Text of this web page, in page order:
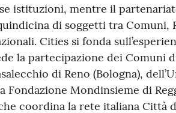
istituzioni, mentre il
di soggetti tra Comuni,
Cities si fonda
la partecipazione dei Comuni
di Reno (Bologna),
Fondazione Mondinsieme di
coordina la rete italiana Città